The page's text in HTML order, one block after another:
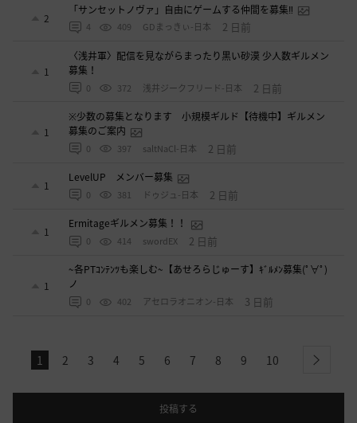
2
「サンセットノヴァ」自由にゲームする仲間を募集‼️
4 409 GDまっきぃ-日本 2 日前
1
〈浅井軍〉配信を見ながらまったり黒い砂漠 少人数ギルメン
募集！
0 372 浅井ジークフリード-日本 2 日前
1
※少数の募集となります 小規模ギルド【待機中】ギルメン
募集のご案内
0 397 saltNaCl-日本 2 日前
1
LevelUP メンバー募集
0 381 ドゥジュ-日本 2 日前
1
Ermitageギルメン募集！！
0 414 swordEX 2 日前
1
~各PTｺﾝﾃﾝﾂも楽しむ~【あせろらじゅーす】ｷﾞﾙﾒﾝ募集(ﾟ∀ﾟ)
ノ
0 402 アセロラオニオン-日本 3 日前
1 2 3 4 5 6 7 8 9 10 next
投稿する